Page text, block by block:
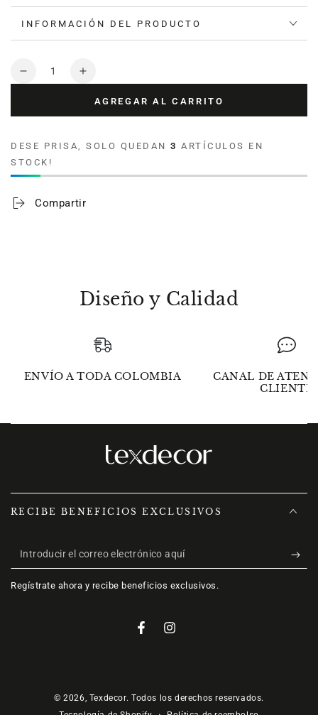
INFORMACIÓN DEL PRODUCTO
Cantidad
Reducir
bordar
Verona
100%
algodón
400
Aumentar
para
bordar
100%
400
AGREGAR AL CARRITO
DESE PRISA, SOLO QUEDAN 3 ARTÍCULOS EN
STOCK!
Compartir
Diseño y Calidad
ENVÍO A TODA COLOMBIA
CANAL DE
CLIENTE
RECIBE BENEFICIOS EXCLUSIVOS
Introducir
el
correo
Regístrate ahora y recibe beneficios exclusivos.
FacebookInstagram
© 2026, Texdecor. Todos los derechos reservados.